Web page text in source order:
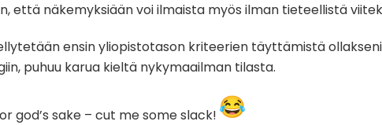
että näkemyksiään voi ilmaista myös ilman tieteellistä
ensin yliopistotason kriteerien täyttämistä
puhuu karua kieltä nykymaailman tilasta.
god’s sake – cut me some slack!